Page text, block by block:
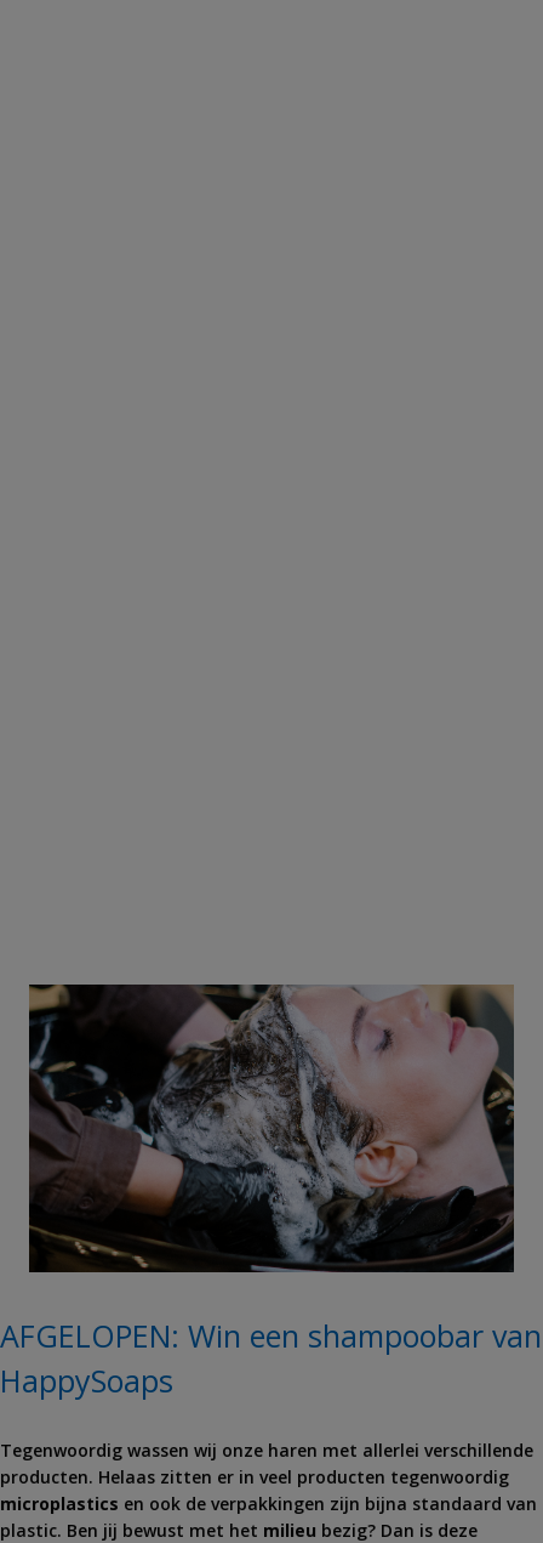
AFGELOPEN: Win een shampoobar van
HappySoaps
Tegenwoordig wassen wij onze haren met allerlei verschillende
producten. Helaas zitten er in veel producten tegenwoordig
microplastics en ook de verpakkingen zijn bijna standaard van
plastic. Ben jij bewust met het milieu bezig? Dan is deze